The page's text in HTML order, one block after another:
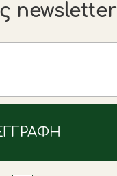
newsletter